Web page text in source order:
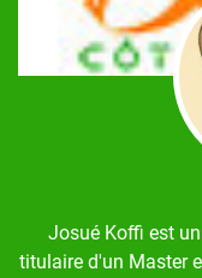
Josué Koffi est
titulaire d'un Master